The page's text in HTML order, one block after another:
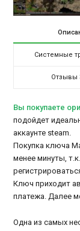
Системные
Отзывы
Вы покупаете
подойдет
аккаунте steam.
Покупка ключа
менее минуты,
Ключ приходит
платежа. Далее
Одна из самых